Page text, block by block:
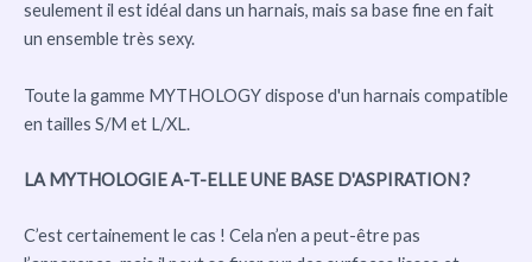
seulement il est idéal dans un harnais, mais sa base fine en fait
un ensemble très sexy.
Toute la gamme MYTHOLOGY dispose d'un harnais compatible
en tailles S/M et L/XL.
LA MYTHOLOGIE A-T-ELLE UNE BASE D'ASPIRATION ?
C’est certainement le cas ! Cela n’en a peut-être pas